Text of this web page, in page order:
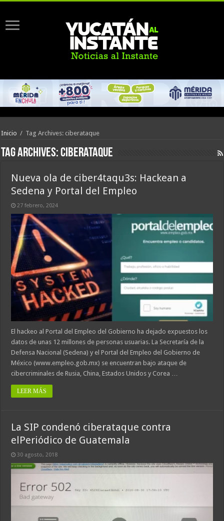
Inicio / Tag Archives: ciberataque
Tag Archives:ciberataque
Nueva ola de ciber4taqu3s: Hackean a
Sedena y Portal del Empleo
27 febrero, 2024
El hackeo al Portal del Empleo del Gobierno ha dejado expuestos los
datos de unas 12 millones de personas usuarias. La Secretaría de la
Defensa Nacional (Sedena) y el Portal del Empleo del Gobierno de
México (www.empleo.gob.mx) se encuentran bajo ataque de
cibercriminales de Rusia, China, Estados Unidos y Corea …
LEER MÁS
La SIP condenó ciberataque contra
elPeriódico de Guatemala
30 agosto, 2018